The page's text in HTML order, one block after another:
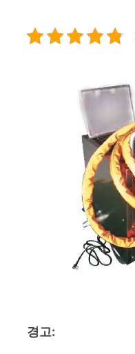
경고: